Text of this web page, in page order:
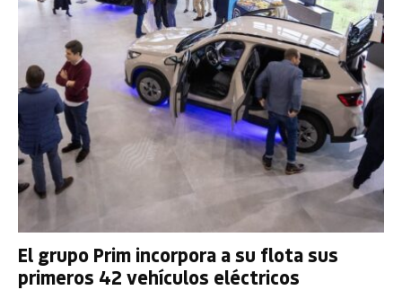
El grupo Prim incorpora a su flota sus
primeros 42 vehículos eléctricos